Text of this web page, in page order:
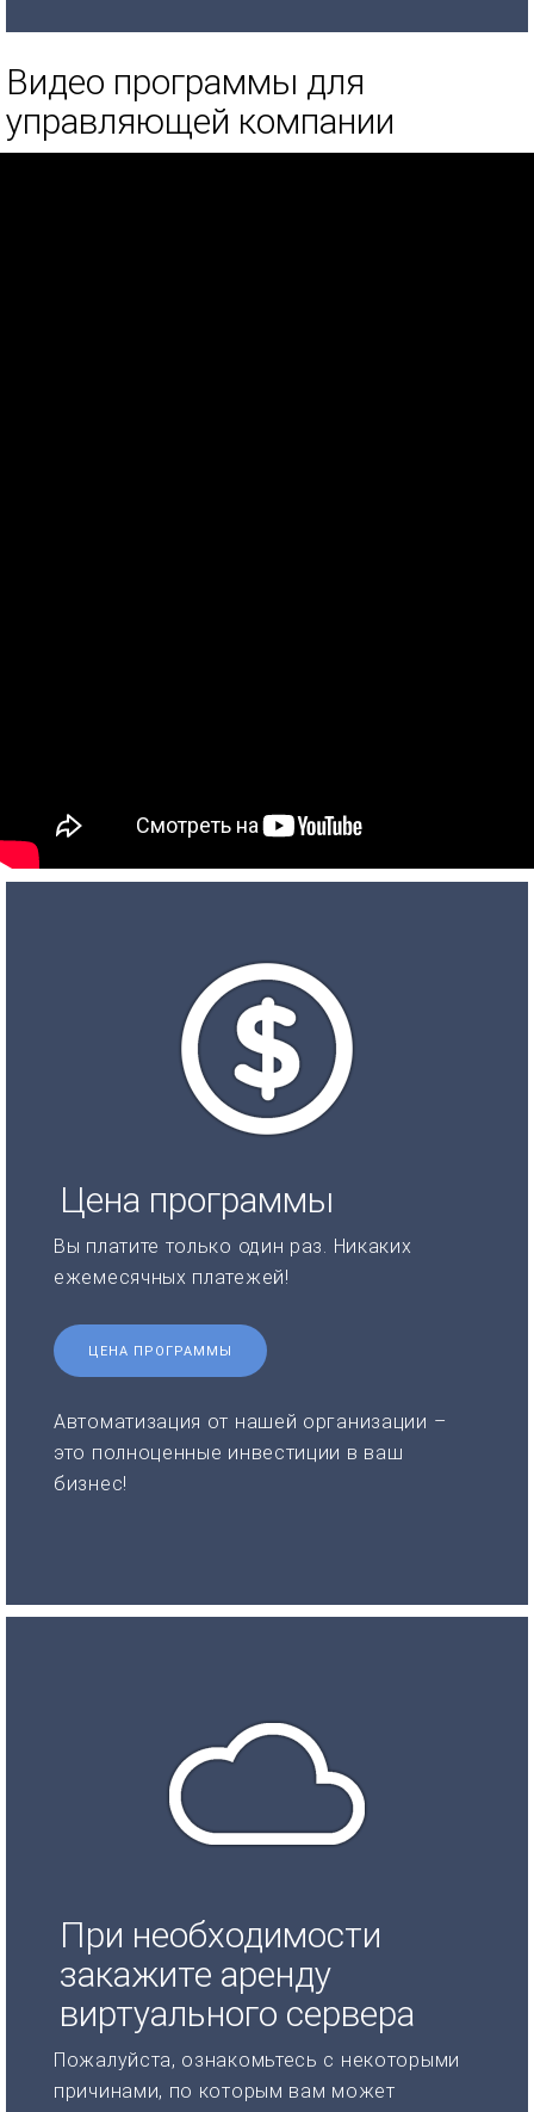
Видео программы для
управляющей компании
Цена программы
Вы платите только один раз. Никаких
ежемесячных платежей!
ЦЕНА ПРОГРАММЫ
Автоматизация от нашей организации –
это полноценные инвестиции в ваш
бизнес!
При необходимости
закажите аренду
виртуального сервера
Пожалуйста, ознакомьтесь с некоторыми
причинами, по которым вам может